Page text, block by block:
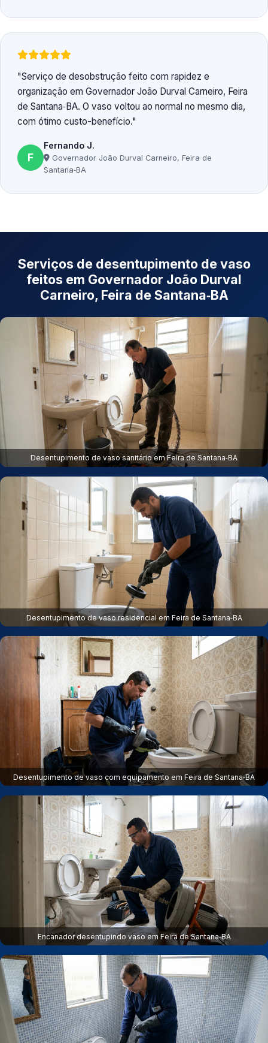
Serviço de desobstrução feito com rapidez e
organização em Governador João Durval Carneiro, Feira
de Santana‑BA. O vaso voltou ao normal no mesmo dia,
com ótimo custo-benefício.
F
Fernando J.
Governador João Durval Carneiro, Feira de
Santana‑BA
Serviços de desentupimento de vaso
feitos em Governador João Durval
Carneiro, Feira de Santana‑BA
Desentupimento de vaso sanitário em Feira de Santana‑BA
Desentupimento de vaso residencial em Feira de Santana‑BA
Desentupimento de vaso com equipamento em Feira de Santana‑BA
Encanador desentupindo vaso em Feira de Santana‑BA